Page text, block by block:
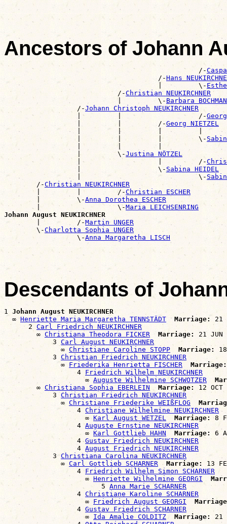
Ancestors of Johann
                                                /-
                                      /-
Hans
                                      |         \-
                            /-
Christian NEUKIRCHNER
                            |         \-
Barbara
                  /-
Johann Christoph NEUKIRCHNER
                  |         |                   /-
                  |         |         /-
Georg NIETZEL
|         |         |         |
                  |         |         |         \-
|         |         |
                  |         \-
Justina NÖTZEL
                  |                   |         /-
                  |                   \-
Sabina HEIDEL
                  |                             \-
        /-
Christian NEUKIRCHNER
        |         |         /-
Christian ESCHER
        |         \-
Anna Dorothea ESCHER
        |                   \-
Maria LEICHSENRING
Johann August NEUKIRCHNER
|         /-Martin UNGER
        \-
Charlotta Sophia UNGER
                  \-
Anna Margaretha LISCH
Descendants of
1 Johann August NEUKIRCHNER
  ∞
Henriette Maria Margaretha TENNSTÄDT Marriage:
21
      2
Carl Friedrich NEUKIRCHNER
        ∞
Christiana Theodora FICKER Marriage:
21
            3
Carl August NEUKIRCHNER
              ∞
Christiane Caroline STOPP Marriage:
            3
Christian Friedrich NEUKIRCHNER
              ∞
Friederika Henrietta FISCHER
Marriage:
                  4
Friedrich Wilhelm NEUKIRCHNER
                    ∞
Auguste Wilhelmine SCHWOTZER
        ∞
Christiana Sophia EBERLEIN Marriage:
12
            3
Christian Friedrich NEUKIRCHNER
              ∞
Christiane Friederike WEIßFLOG
                  4
Christiane Wilhelmine NEUKIRCHNER
                    ∞
Karl August WETZEL Marriage: 8
                  4
Auguste Ernstine NEUKIRCHNER
                    ∞
Karl Gottlieb HAHN Marriage:
6
                  4
Gustav Friedrich NEUKIRCHNER
                  4
August Friedrich NEUKIRCHNER
            3
Christiana Carolina NEUKIRCHNER
              ∞
Carl Gottlieb SCHARNER Marriage:
13
                  4
Friedrich Wilhelm Simon SCHARNER
                    ∞
Henriette Wilhelmine GEORGI
                        5
Anna Marie SCHARNER
                  4
Christiane Karoline SCHARNER
                    ∞
Friedrich August GEORGI
                  4
Gustav Friedrich SCHARNER
                    ∞
Ida Amalie COLDITZ Marriage:
21